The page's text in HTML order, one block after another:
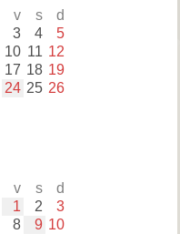
v s d
3 4 5
10 11 12
17 18 19
24 25 26
v s d
1 2 3
8 9 10